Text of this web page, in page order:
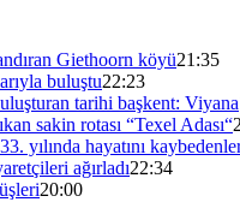
Giethoorn köyü21:35
buluştu22:23
tarihi başkent: Viyana
sakin rotası “Texel Adası“
yılında hayatını
ağırladı22:34
20:00